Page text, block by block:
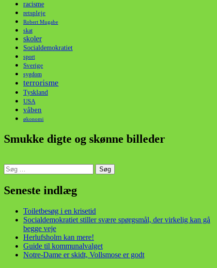
racisme
retspleje
Robert Mugabe
skat
skoler
Socialdemokratiet
sport
Sverige
sygdom
terrorisme
Tyskland
USA
våben
økonomi
Smukke digte og skønne billeder
Søg
efter:
Seneste indlæg
Toiletbesøg i en krisetid
Socialdemokratiet stiller svære spørgsmål, der virkelig kan gå
begge veje
Herlufsholm kan mere!
Guide til kommunalvalget
Notre-Dame er skidt, Vollsmose er godt